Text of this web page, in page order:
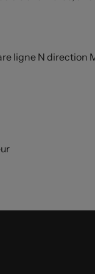
ligne N direction